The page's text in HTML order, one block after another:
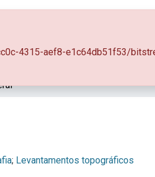
; Levantamentos topográficos
4315-aef8-e1c64db51f53/